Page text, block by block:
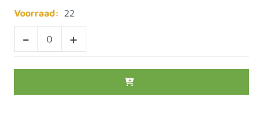
Voorraad:
22
- +